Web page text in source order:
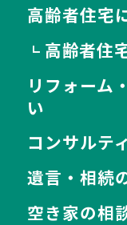
高齢者住宅
┗ 高齢者住
リフォーム
い
コンサルテ
遺言・相続
空き家の相